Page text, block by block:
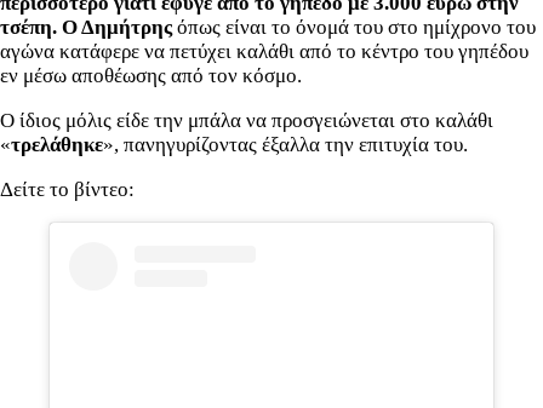
τσέπη. Ο Δημήτρηςόπως είναι το όνομά του στο ημίχρονο του
αγώνα κατάφερε να πετύχει καλάθι από το κέντρο του γηπέδου
εν μέσω αποθέωσης από τον κόσμο.
Ο ίδιος μόλις είδε την μπάλα να προσγειώνεται στο καλάθι
«τρελάθηκε», πανηγυρίζοντας έξαλλα την επιτυχία του.
Δείτε το βίντεο: